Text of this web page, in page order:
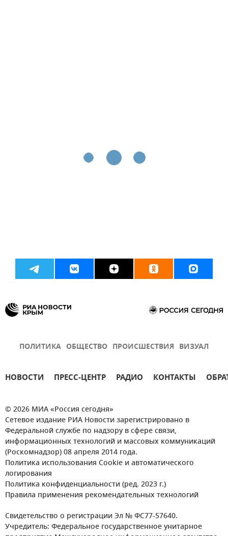
ПОЛИТИКА ОБЩЕСТВО ПРОИСШЕСТВИЯ ВИЗУАЛ
НОВОСТИ ПРЕСС-ЦЕНТР РАДИО КОНТАКТЫ
© 2026 МИА «Россия сегодня»
Сетевое издание РИА Новости зарегистрировано в
Федеральной службе по надзору в сфере связи,
информационных технологий и массовых коммуникаций
(Роскомнадзор) 08 апреля 2014 года.
Политика использования Cookie и автоматического
логирования
Политика конфиденциальности (ред. 2023 г.)
Правила применения рекомендательных технологий
Свидетельство о регистрации Эл № ФС77-57640.
Учредитель: Федеральное государственное унитарное